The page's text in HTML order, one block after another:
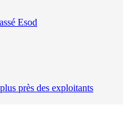
Esod
près des exploitants